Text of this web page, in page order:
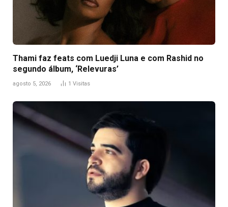
Thami faz feats com Luedji Luna e com Rashid no
segundo álbum, ‘Relevuras’
agosto 5, 2026 1 Visitas